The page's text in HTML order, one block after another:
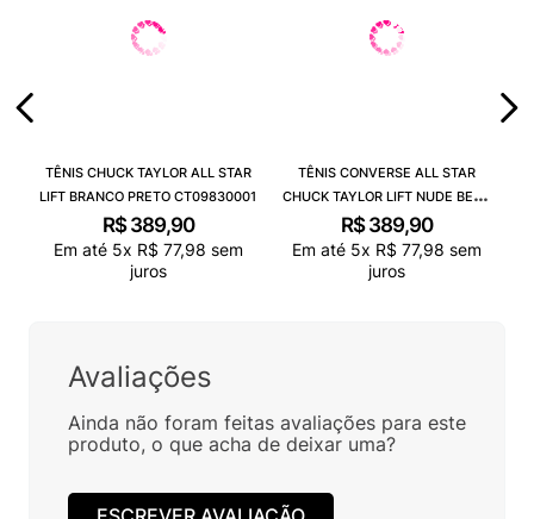
TÊNIS CHUCK TAYLOR ALL STAR
LIFT BRANCO PRETO CT09830001
R$ 389,90
Em até 5x R$ 77,98 sem
juros
TÊNIS CONVERSE ALL STAR
CHUCK TAYLOR LIFT NUDE BEGE
CLARO BRANCO CT09830003
R$ 389,90
Em até 5x R$ 77,98 sem
juros
Avaliações
Ainda não foram feitas avaliações para este
produto, o que acha de deixar uma?